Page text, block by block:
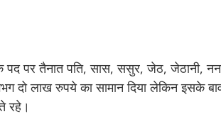
पर तैनात पति, सास, ससुर, जेठ, जेठानी,
लाख रुपये का सामान दिया लेकिन इसके
रहे।